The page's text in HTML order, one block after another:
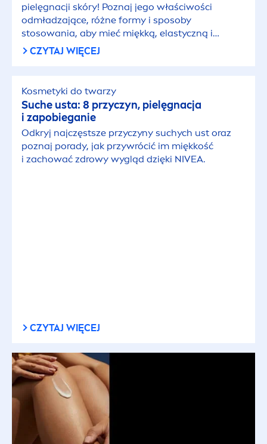
pielęgnacji skóry! Poznaj jego właściwości
odmładzające, różne formy i sposoby
stosowania, aby mieć miękką, elastyczną i
promienną skórę.
CZYTAJ WIĘCEJ
Kosmetyki do twarzy
Suche usta: 8 przyczyn, pielęgnacja
i zapobieganie
Odkryj najczęstsze przyczyny suchych ust oraz
poznaj porady, jak przywrócić im miękkość
i zachować zdrowy wygląd dzięki NIVEA.
CZYTAJ WIĘCEJ